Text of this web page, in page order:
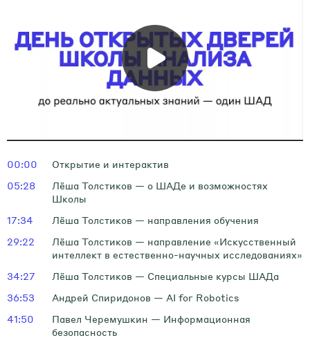
00:00
Открытие и интерактив
05:28
Лёша Толстиков — о ШАДе и возможностях
Школы
17:34
Лёша Толстиков — направления обучения
29:22
Лёша Толстиков — направление «Искусственный
интеллект в естественно-научных исследованиях»
34:27
Лёша Толстиков — Специальные курсы ШАДа
36:53
Андрей Спиридонов — AI for Robotics
41:50
Павел Черемушкин — Информационная
безопасность